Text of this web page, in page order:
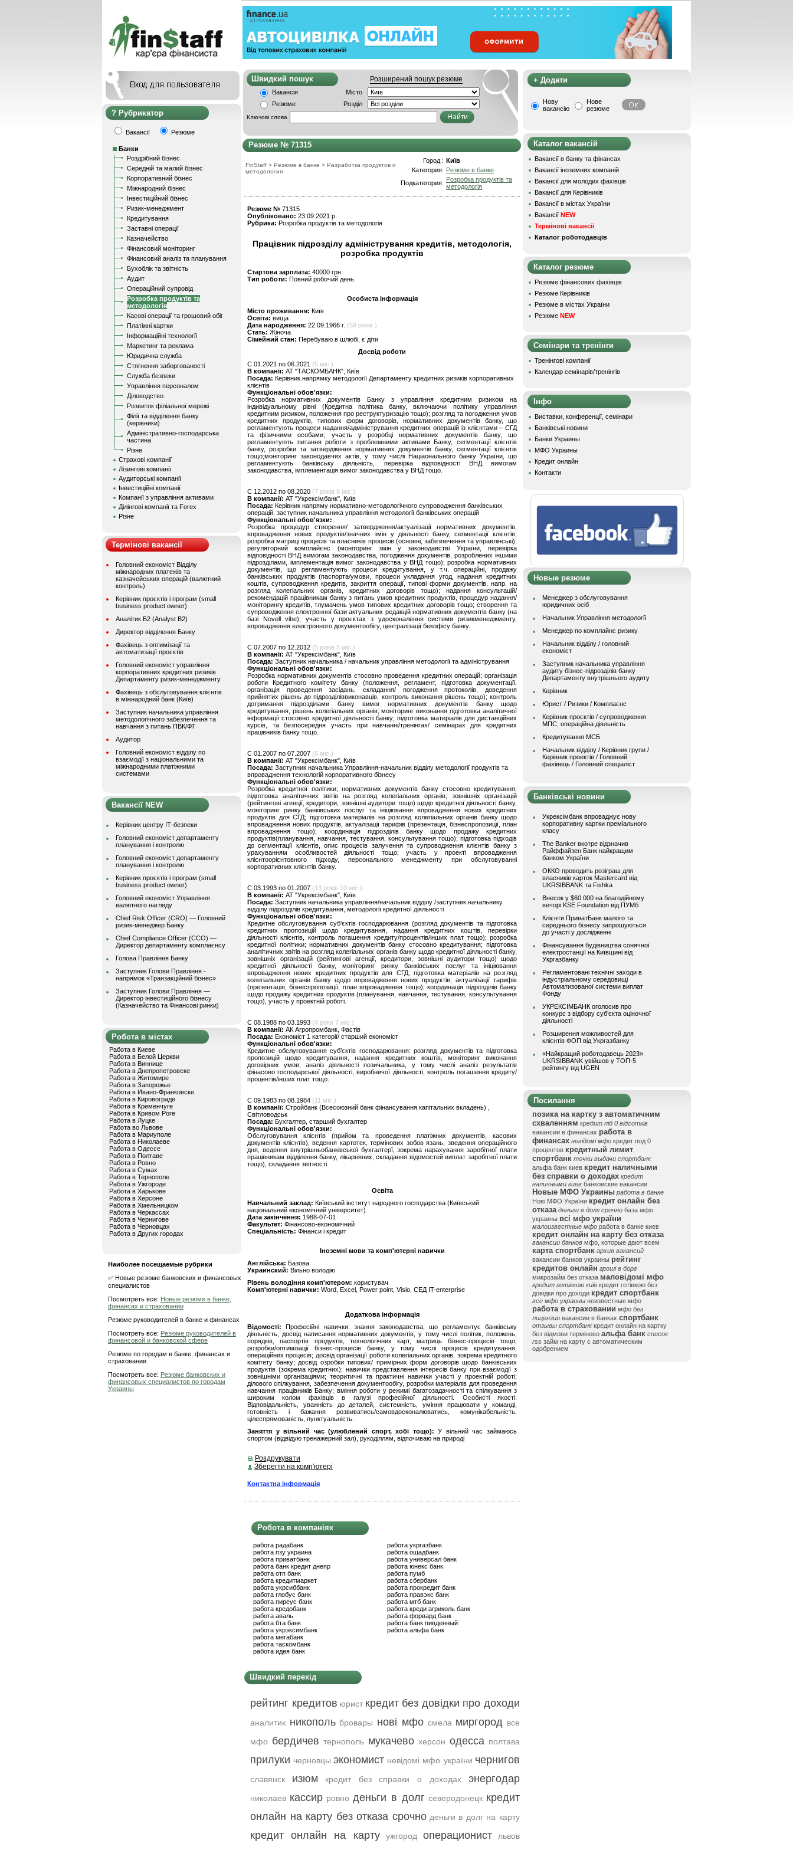
Рубрикатор
Вакансії Резюме
Банки
Роздрібний бізнес
Середній та малий бізнес
Корпоративний бізнес
Міжнародний бізнес
Інвестиційний бізнес
Ризик-менеджмент
Кредитування
Заставні операції
Казначейство
Фінансовий моніторинг
Фінансовий аналіз та планування
Бухоблік та звітність
Аудит
Операційний супровід
Розробка продуктів та
методологія
Касові операції та грошовий обіг
Платіжні картки
Інформаційні технології
Маркетинг та реклама
Юридична служба
Стягнення заборгованості
Служба безпеки
Управління персоналом
Діловодство
Розвиток філіальної мережі
Філії та відділення банку
(керівники)
Адміністративно-господарська
частина
Різне
Страхові компанії
Лізингові компанії
Аудиторські компанії
Інвестиційні компанії
Компанії з управління активами
Ділінгові компанії та Forex
Різне
Термінові вакансії
Головний економіст Відділу
міжнародних платежів та
казначейських операцій (валютний
контроль)
Керівник проєктів і програм (small
business product owner)
Аналітик Б2 (Analyst B2)
Директор відділення Банку
Фахівець з оптимізації та
автоматизації проєктів
Головний економіст управління
корпоративних кредитних ризиків
Департаменту ризик-менеджменту
Фахівець з обслуговування клієнтів
в міжнародний банк (Київ)
Заступник начальника управління
методологічного забезпечення та
навчання з питань ПВК/ФТ
Аудитор
Головний економіст відділу по
взаємодії з національними та
міжнародними платіжними
системами
Вакансії NEW
Керівник центру ІТ-безпеки
Головний економіст департаменту
планування і контролю
Головний економіст департаменту
планування і контролю
Керівник проєктів і програм (small
business product owner)
Головний економіст Управління
валютного нагляду
Chief Risk Officer (CRO) — Головний
ризик-менеджер Банку
Chief Compliance Officer (CCO) —
Директор департаменту комплаєнсу
Голова Правління Банку
Заступник Голови Правління -
напрямок «Транзакційний бізнес»
Заступник Голови Правління —
Директор інвестиційного бізнесу
(Казначейство та Фінансові ринки)
Робота в містах
Работа в Киеве
Работа в Белой Церкви
Работа в Виннице
Работа в Днепропетровске
Работа в Житомире
Работа в Запорожье
Работа в Ивано-Франковске
Работа в Кировограде
Работа в Кременчуге
Работа в Кривом Роге
Работа в Луцке
Работа во Львове
Работа в Мариуполе
Работа в Николаеве
Работа в Одессе
Работа в Полтаве
Работа в Ровно
Работа в Сумах
Работа в Тернополе
Работа в Ужгороде
Работа в Харькове
Работа в Херсоне
Работа в Хмельницком
Работа в Черкассах
Работа в Чернигове
Работа в Черновцах
Работа в Других городах
Наиболее посещаемые рубрики
✅ Новые резюме банковских и финансовых
специалистов
Посмотреть все: Новые резюме в банке,
финансах и страховании
Резюме руководителей в банке и финансах
Посмотреть все: Резюме руководителей в
финансовой и банковской сфере
Резюме по городам в банке, финансах и
страховании
Посмотреть все: Резюме банковских и
финансовых специалистов по городам
Украины
Швидкий пошук Розширений пошук резюме
Вакансія
Місто
Резюме
Розділ
Ключові слова
Резюме № 71315
FinStaff > Резюме в банке > Разработка продуктов и
методология
Город : Київ
Категория: Резюме в банке
Подкатегория: Розробка продуктів та
методологія
Резюме № 71315
Опубліковано: 23.09.2021 р.
Рубрика: Розробка продуктів та методологія
Працівник підрозділу адміністрування кредитів, методологія,
розробка продуктів
Стартова зарплата: 40000 грн.
Тип роботи: Повний робочий день
Особиста інформація
Місто проживання: Київ
Освіта: вища
Дата народження: 22.09.1966 г. (59 років )
Стать: Жіноча
Сімейний стан: Перебуваю в шлюбі, є діти
Досвід роботи
C 01.2021 по 06.2021 (5 міс.)
В компанії: АТ "ТАСКОМБАНК", Київ
Посада: Керівник напрямку методології Департаменту кредитних ризиків корпоративних
клієнтів
Функціональні обов'язки:
Розробка нормативних документів Банку з управління кредитним ризиком на
індивідуальному рівні (Кредитна політика банку, включаючи політику управління
кредитним ризиком, положення про реструктуризацію тощо); розгляд та погодження умов
кредитних продуктів, типових форм договорів, нормативних документів банку, що
регламентують процеси надання/адміністрування кредитних операцій із клієнтами – СГД
та фізичними особами; участь у розробці нормативних документів банку, що
регламентують питання роботи з проблемними активами Банку, сегментації клієнтів
банку, розробки та затвердження нормативних документів банку, сегментації клієнтів
тощо;моніторинг законодавчих актів, у тому числі Націаонального банку України, що
регламентують банківську діяльність, перевірка відповідності ВНД вимогам
законодавства, імплементація вимог законодавства у ВНД тощо.
C 12.2012 по 08.2020 (7 років 8 міс.)
В компанії: АТ "Укрексімбанк", Київ
Посада: Керівник напряму нормативно-методологічного супроводження банківських
операцій, заступник начальника управління методології банківських операцій
Функціональні обов'язки:
Розробка процедур створення/ затвердження/актуалізації нормативних документів,
впровадження нових продуктів/значних змін у діяльності банку, сегментації клієнтів;
розробка матриці процесів та власників процесів (основні, забезпечення та управлінські);
регуляторний комплайєнс (моніторинг змін у законодавстві України, перевірка
відповідності ВНД вимогам законодавства, погодження документів, розроблених іншими
підрозділами, імплементація вимог законодавства у ВНД тощо); розробка нормативних
документів, що регламентують процеси кредитування, у т.ч. операційні, продажу
банківських продуктів (паспорта/умови, процеси укладання угод, надання кредитних
коштів, супроводження кредитів, закриття операції, типові форми документів, напр. на
розгляд колегіальних органів, кредитних договорів тощо); надання консультацій/
рекомендацій працівникам банку з питань умов кредитних продуктів, процедур надання/
моніторингу кредитів, тлумачень умов типових кредитних договорів тощо; створення та
супроводження електронної бази актуальних редакцій нормативних документів банку (на
базі Novell vibe); участь у проєктах з удосконалення системи ризикменеджменту,
впровадження електронного документообігу, централізації бекофісу банку.
C 07.2007 по 12.2012 (5 років 5 міс.)
В компанії: АТ "Укрексімбанк", Київ
Посада: Заступник начальника / начальник управління методології та адміністрування
Функціональні обов'язки:
Розробка нормативних документів стосовно проведення кредитних операцій; організація
роботи Кредитного комітету банку (положення, регламент, підготовка документації,
організація проведення засідань, складання/ погодження протоколів, доведення
прийнятих рішень до підрозділіввиконавців, контроль виконання рішень тощо); контроль
дотримання підрозділами банку вимог нормативних документів банку щодо
кредитування, рішень колегіальних органів; моніторинг виконання підготовка аналітичної
інформації стосовно кредитної діяльності банку; підготовка матеріалів для дистанційних
курсів, та безпосередня участь при навчанні/тренінгах/ семінарах для кредитних
працівників банку тощо.
C 01.2007 по 07.2007 (6 міс.)
В компанії: АТ "Укрексімбанк", Київ
Посада: Заступник начальника Управління-начальник відділу методології продуктів та
впровадження технологій корпоративного бізнесу
Функціональні обов'язки:
Розробка кредитної політики; нормативних документів банку стосовно кредитування;
підготовка аналітичних звітів на розгляд колегіальних органів, зовнішніх організацій
(рейтингові агенції, кредитори, зовнішні аудитори тощо) щодо кредитної діяльності банку,
моніторинг ринку банківських послуг та ініціювання впровадження нових кредитних
продуктів для СГД; підготовка матеріалів на розгляд колегіальних органів банку щодо
впровадження нових продуктів, актуалізації тарифів (презентація, бізнеспропозиції, план
впровадження тощо); координація підрозділів банку щодо продажу кредитних
продуктів(планування, навчання, тестування, консультування тощо); підготовка підходів
до сегментації клієнтів, опис процесів залучення та супроводження клієнтів банку з
урахуванням особливостей діяльності тощо; участь у проекті впровадження
клієнтоорієнтовного підходу, персонального менеджменту при обслуговуванні
корпоративних клієнтів банку.
C 03.1993 по 01.2007 (13 років 10 міс.)
В компанії: АТ "Укрексімбанк", Київ
Посада: Заступник начальника управління/начальник відділу /заступник начальнику
відділу підрозділів кредитування, методології кредитної діяльності
Функціональні обов'язки:
Кредитне обслуговування суб’єктів господарювання (розгляд документів та підготовка
кредитних пропозицій щодо кредитування, надання кредитних коштів, перевірки
діяльності клієнтів, контроль погашення кредиту/процентів/інших плат тощо); розробка
кредитної політики; нормативних документів банку стосовно кредитування; підготовка
аналітичних звітів на розгляд колегіальних органів банку щодо кредитної діяльності банку,
зовнішніх організацій (рейтингові агенції, кредитори, зовнішні аудитори тощо) щодо
кредитної діяльності банку, моніторинг ринку банківських послуг та ініціювання
впровадження нових кредитних продуктів для СГД; підготовка матеріалів на розгляд
колегіальних органів банку щодо впровадження нових продуктів, актуалізації тарифів
(презентація, бізнеспропозиції, план впровадження тощо); координація підрозділів банку
щодо продажу кредитних продуктів (планування, навчання, тестування, консультування
тощо), участь у проектній роботі.
C 08.1988 по 03.1993 (4 роки 7 міс.)
В компанії: АК Агропромбанк, Фастів
Посада: Економіст 1 категорії/ старший економіст
Функціональні обов'язки:
Кредитне обслуговування суб’єктів господарювання: розгляд документів та підготовка
пропозицій щодо кредитування, надання кредитних коштів, моніторинг виконання
договірних умов, аналіз діяльності позичальника, у тому числі аналіз результатів
фінасово господарської діяльності, виробничої діяльності, контроль погашення кредиту/
процентів/інших плат тощо.
C 09.1983 по 08.1984 (11 міс.)
В компанії: Стройбанк (Всесоюзний банк фінансування капітальних вкладень) ,
Світловодськ
Посада: Бухгалтер, старший бухгалтер
Функціональні обов'язки:
Обслуговування клієнтів (прийом та проведення платіжних документів, касових
документів клієнтів), ведення картотек, термінових зобов язань, зведення операційного
дня, ведення внутрішньобанківської бухгалтерї, зокрема нарахування заробітної плати
працівникам відділення банку, лікарняних, складання відомостей виплат заробітної плати
тощо), складання звітності.
Освіта
Навчальний заклад: Київський інститут народного господарства (Київський
національний економічний університет)
Дата закінчення: 1988-07-01
Факультет: Фінансово-економічний
Спеціальність: Фінанси і кредит
Іноземні мови та комп'ютерні навички
Англійська: Базова
Украинский: Вільно володію
Рівень володіння комп'ютером: користувач
Комп'ютерні навички: Word, Excel, Power point, Visio, СЕД IT-enterprise
Додаткова інформація
Відомості: Професійні навички: знання законодавства, що регламентує банківську
діяльність; досвід написання нормативних документів, у тому числі політик, положень,
порядків, паспортів продуктів, технологічних карт, матриць бізнес-процесів тощо,
розробки/оптимізації бізнес-процесів банку, у тому числі процесів кредитування,
операційних процесів; досвід організації роботи колегіальних органів, зокрема кредитного
комітету банку; досвід озробки типових/ примірних форм договорів щодо банківських
продуктів (зокрема кредитних); навички представлення інтересів банку при взаємодії з
зовнішніми організаціями; теоритичні та практичні навички участі у проектній роботі;
ділового спілкування, забезпечення документообігу, розробки матеріалів для проведення
навчання працівників Банку; вміння роботи у режимі багатозадачності та спілкування з
широким колом фахівців в галузі професійної діяльності. Особисті якості:
Відповідальність, уважність до деталей, системність, уміння працювати у команді,
готовність і бажання розвиватись/самовдосконалюватись, комунікабельність,
цілеспрямованість, пунктуальність.
Заняття у вільний час (улюблений спорт, хобі тощо): У вільний час займаюсь
спортом (відвідую тренажерний зал), рукоділлям, відпочиваю на природі
Роздрукувати
Зберегти на комп'ютері
Контактна інформація
Робота в компаніях
работа радабанк
работа пзу украина
работа приватбанк
работа банк кредит днепр
работа отп банк
работа кредитмаркет
работа укрсиббанк
работа глобус банк
работа пиреус банк
работа кредобанк
работа аваль
работа бта банк
работа укрэксимбанк
работа мегабанк
работа таскомбанк
работа идея банк
работа укргазбанк
работа ощадбанк
работа универсал банк
работа юнекс банк
работа пумб
работа сбербанк
работа прокредит банк
работа правэкс банк
работа мтб банк
работа креди агриколь банк
работа форвард банк
работа банк пивденный
работа альфа банк
Швидкий перехід
рейтинг кредитов юрист кредит без довідки про доходи
аналитик никополь бровары нові мфо смела миргород все
мфо бердичев тернополь мукачево херсон одесса полтава
прилуки черновцы экономист невідомі мфо україни чернигов
славянск изюм кредит без справки о доходах энергодар
николаев кассир ровно деньги в долг северодонецк кредит
онлайн на карту без отказа срочно деньги в долг на карту
кредит онлайн на карту ужгород операционист львов
+ Додати
Нову
вакансію
Нове
резюме
Каталог вакансій
Вакансії в банку та фінансах
Вакансії іноземних компаній
Вакансії для молодих фахівців
Вакансії для Керівників
Вакансії в містах України
Вакансії NEW
Термінові вакансії
Каталог роботодавців
Каталог резюме
Резюме фінансових фахівців
Резюме Керівників
Резюме в містах України
Резюме NEW
Семінари та тренінги
Тренінгові компанії
Календар семінарів/тренінгів
Інфо
Виставки, конференції, семінари
Банківські новини
Банки Украины
МФО Украины
Кредит онлайн
Контакти
Новые резюме
Менеджер з обслуговування
юридичних осіб
Начальник Управління методології
Менеджер по комплайнс ризику
Начальник відділу / головний
економіст
Заступник начальника управління
аудиту бізнес-підрозділів банку
Департаменту внутрішнього аудиту
Керівник
Юрист / Ризики / Комплаєнс
Керівник проєктів / супроводження
МПС, операційна діяльність
Кредитування МСБ
Начальник вiддiлу / Керівник групи /
Керівник проектів / Головний
фахівець / Головний спеціаліст
Банківські новини
Укрексімбанк впроваджує нову
корпоративну картки преміального
класу
The Banker вкотре відзначив
Райффайзен Банк найкращим
банком України
ОККО проводить розіграш для
власників карток Mastercard від
UKRSIBBANK та Fishka
Внесок у $60 000 на благодійному
вечорі KSE Foundation від ПУМб
Клієнти ПриватБанк малого та
середнього бізнесу запрошуються
до участі у дослідженні
Фінансування будівництва сонячної
електростанції на Київщині від
Укргазбанку
Регламентовані технічні заходи в
індустріальному середовищі
Автоматизованої системи виплат
Фонду
УКРЕКСІМБАНК оголосив про
конкурс з відбору суб’єкта оціночної
діяльності
Розширення можливостей для
клієнтів ФОП від Укргазбанку
«Найкращий роботодавець 2023»
UKRSIBBANK увійшов у ТОП-5
рейтингу від UGEN
Посилання
позика на картку з автоматичним
схваленням кредит під 0 відсотків
вакансии в финансах работа в
финансах невідомі мфо кредит под 0
процентов кредитный лимит
спортбанк точки выдачи спортбанк
альфа банк киев кредит наличными
без справки о доходах кредит
наличными киев банковские вакансии
Новые МФО Украины работа в банке
Нові МФО України кредит онлайн без
отказа деньги в долг срочно база мфо
украины всі мфо україни
малоизвестные мфо работа в банке киев
кредит онлайн на карту без отказа
вакансии банков мфо, которые дают всем
карта спортбанк архив вакансий
вакансии банков украины рейтинг
кредитов онлайн гроші в борг
микрозайм без отказа маловідомі мфо
кредит готівкою київ кредит готівкою без
довідки про доходи кредит спортбанк
все мфо украины неизвестные мфо
работа в страховании мфо без
лицензии вакансии в банках спортбанк
отзывы спортбанк кредит онлайн на картку
без відмови терміново альфа банк список
rss займ на карту с автоматическим
одобрением